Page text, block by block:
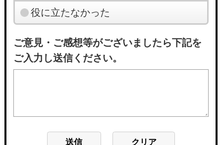
役に立たなかった
ご意見・ご感想等がございましたら下記を
ご入力し送信ください。